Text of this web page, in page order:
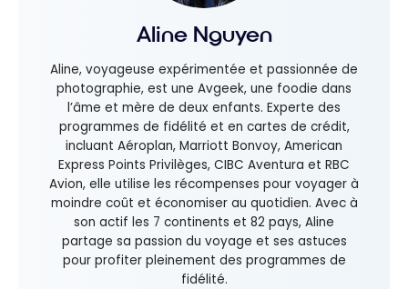
Aline Nguyen
Aline, voyageuse expérimentée et passionnée de
photographie, est une Avgeek, une foodie dans
l’âme et mère de deux enfants. Experte des
programmes de fidélité et en cartes de crédit,
incluant Aéroplan, Marriott Bonvoy, American
Express Points Privilèges, CIBC Aventura et RBC
Avion, elle utilise les récompenses pour voyager à
moindre coût et économiser au quotidien. Avec à
son actif les 7 continents et 82 pays, Aline
partage sa passion du voyage et ses astuces
pour profiter pleinement des programmes de
fidélité.